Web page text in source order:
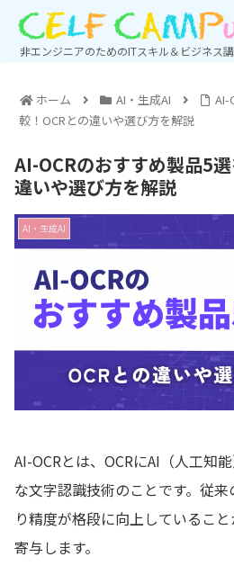
非エンジニアのためのITスキル＆ビジネス
ホーム AI・生成AI
AI-
較！OCRとの違いや選び方を解説
AI-OCRのおすすめ製品5
違いや選び方を解説
AI・生成AI
AI-OCRとは、OCRにAI（人工知
な文字認識技術のことです。従
り精度が格段に向上しているこ
寄与します。